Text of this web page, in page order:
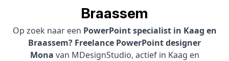
Braassem
Op zoek naar een PowerPoint specialist in Kaag en
Braassem? Freelance PowerPoint designer
Mona van MDesignStudio, actief in Kaag en